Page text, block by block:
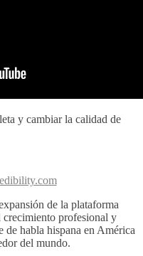
y cambiar la calidad de
de la plataforma
profesional y
habla hispana en América
del mundo.